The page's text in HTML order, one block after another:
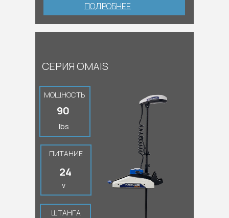
ШТАНГА
v
24
ПИТАНИЕ
lbs
90
МОЩНОСТЬ
СЕРИЯ OMAIS
ПОДРОБНЕЕ